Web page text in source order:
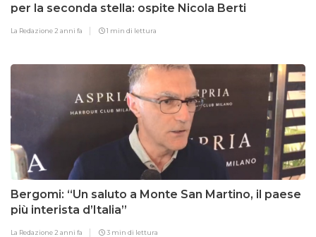
per la seconda stella: ospite Nicola Berti
La Redazione 2 anni fa 1 min di lettura
Bergomi: “Un saluto a Monte San Martino, il paese
più interista d’Italia”
La Redazione 2 anni fa 3 min di lettura